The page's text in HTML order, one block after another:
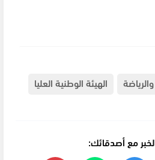
الهيئة الوطنية العليا
مع أصدقائك: